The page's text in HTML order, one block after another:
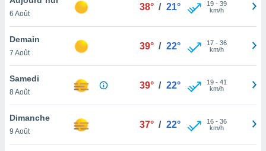
et
»,
au
vous
qu'ils
ou
6 Août
38° / 21° 19- 39
km/h
Demain
7 Août
39° / 22° 17- 36
km/h
Samedi
8 Août
39° / 22° 19- 41
km/h
Dimanche
9 Août
37° / 22° 16- 36
km/h